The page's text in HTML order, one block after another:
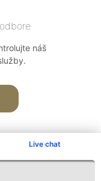
Live chat
náš